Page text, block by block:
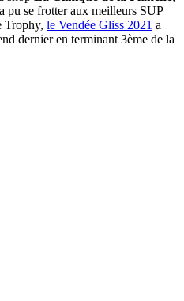
pu se frotter aux meilleurs SUP
Trophy, le Vendée Gliss 2021 a
dernier en terminant 3ème de la